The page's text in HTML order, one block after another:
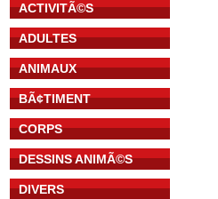
ACTIVITÃ©S
ADULTES
ANIMAUX
BÃ¢TIMENT
CORPS
DESSINS ANIMÃ©S
DIVERS